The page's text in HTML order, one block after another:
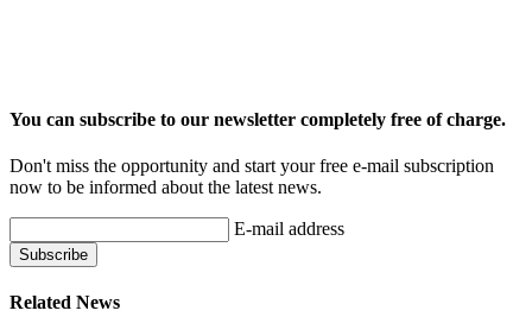
You can subscribe to our newsletter completely free of charge.
Don't miss the opportunity and start your free e-mail subscription
now to be informed about the latest news.
E-mail address
Related News